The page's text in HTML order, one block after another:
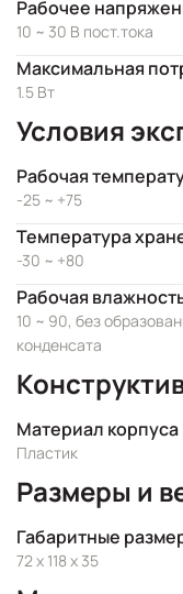
Рабочее
10 ~ 30 В пост.тока
Максимальная
1.5 Вт
Условия
Рабочая
-25 ~ +75
Температура
-30 ~ +80
Рабочая
10 ~ 90, без
конденсата
Материал корпуса
Пластик
Размеры и
Габаритные
72 x 118 x 35